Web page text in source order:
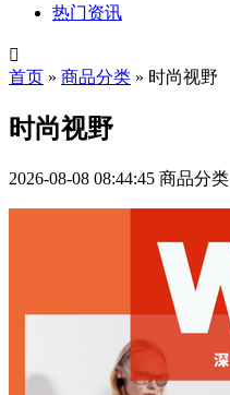
热门资讯

首页 » 商品分类 » 时尚视野
时尚视野
2026-08-08 08:44:45 商品分类